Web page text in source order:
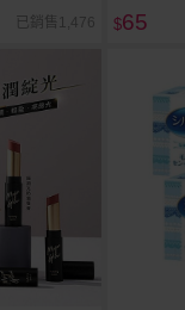
已銷售1,476 $65